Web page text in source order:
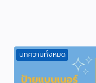
บทความทั้งหมด